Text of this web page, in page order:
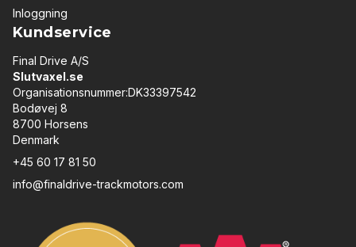
Inloggning
Kundservice
Final Drive A/S
Slutvaxel.se
Organisationsnummer:DK33397542
Bodøvej 8
8700 Horsens
Denmark
+45 60 17 81 50
info@finaldrive-trackmotors.com